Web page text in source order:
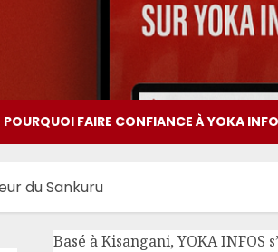
POURQUOI FAIRE CONFIANCE À YOKA
du Sankuru
Basé à Kisangani, YOKA INFOS